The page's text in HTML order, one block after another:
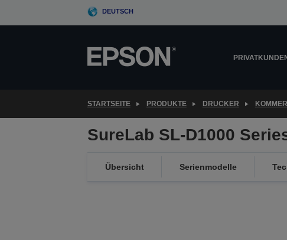
DEUTSCH
STARTSEITE PRODUKTE DRUCKER
SureLab SL-D1000
Übersicht Serienmodelle